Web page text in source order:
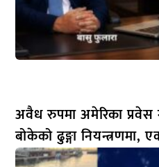
अवैध रुपमा अमेरिका प्रवेस
बोकेको ढुङ्गा नियन्त्रणमा,